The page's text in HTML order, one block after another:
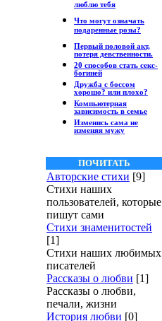
люблю тебя
Что могут означать
подаренные розы?
Первый половой акт,
потеря девственности.
20 способов стать секс-
богиней
Дружба с боссом
хорошо? или плохо?
Компьютерная
зависимость в семье
Изменись сама не
изменяя мужу
ПОЧИТАТЬ
Авторские стихи [9]
Стихи наших
пользователей, которые
пишут сами
Стихи знаменитостей
[1]
Стихи наших любимых
писателей
Рассказы о любви [1]
Рассказы о любви,
печали, жизни
История любви [0]